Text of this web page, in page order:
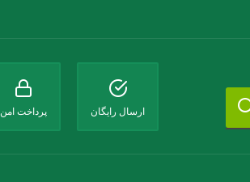
ارسال رایگان پرداخت امن